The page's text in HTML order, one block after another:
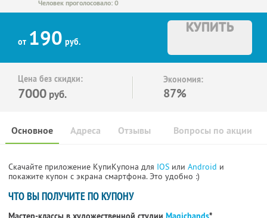
Человек проголосовало: 0
от 190 руб.
КУПИТЬ
Цена без скидки:
7000 руб.
Экономия:
87%
Основное Отзывы Вопросы по акции
Адреса
Скачайте приложение КупиКупона для IOS или Android и
покажите купон с экрана смартфона. Это удобно :)
ЧТО ВЫ ПОЛУЧИТЕ ПО КУПОНУ